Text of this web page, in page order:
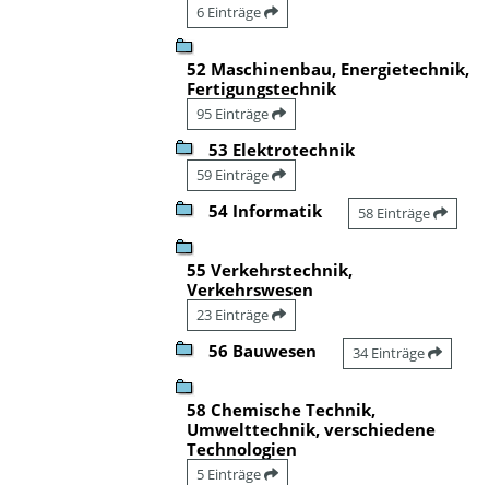
6 Einträge
52 Maschinenbau, Energietechnik,
Fertigungstechnik
95 Einträge
53 Elektrotechnik
59 Einträge
54 Informatik 58 Einträge
55 Verkehrstechnik,
Verkehrswesen
23 Einträge
56 Bauwesen 34 Einträge
58 Chemische Technik,
Umwelttechnik, verschiedene
Technologien
5 Einträge